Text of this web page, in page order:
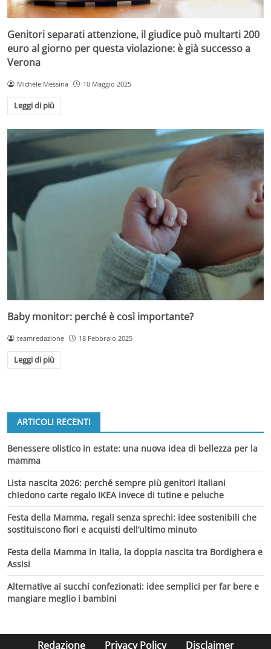
Genitori separati attenzione, il giudice può multarti 200
euro al giorno per questa violazione: è già successo a
Verona
Michele Messina 10 Maggio 2025
Leggi di più
Baby monitor: perché è così importante?
teamredazione 18 Febbraio 2025
Leggi di più
ARTICOLI RECENTI
Benessere olistico in estate: una nuova idea di bellezza per la
mamma
Lista nascita 2026: perché sempre più genitori italiani
chiedono carte regalo IKEA invece di tutine e peluche
Festa della Mamma, regali senza sprechi: idee sostenibili che
sostituiscono fiori e acquisti dell’ultimo minuto
Festa della Mamma in Italia, la doppia nascita tra Bordighera e
Assisi
Alternative ai succhi confezionati: idee semplici per far bere e
mangiare meglio i bambini
Redazione Privacy Policy Disclaimer